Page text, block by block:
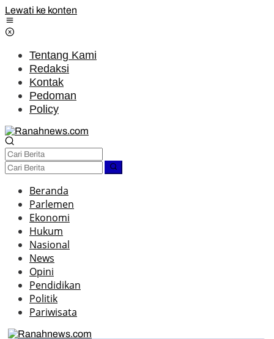
Lewati ke konten
Tentang Kami
Redaksi
Kontak
Pedoman
Policy
Beranda
Parlemen
Ekonomi
Hukum
Nasional
News
Opini
Pendidikan
Politik
Pariwisata